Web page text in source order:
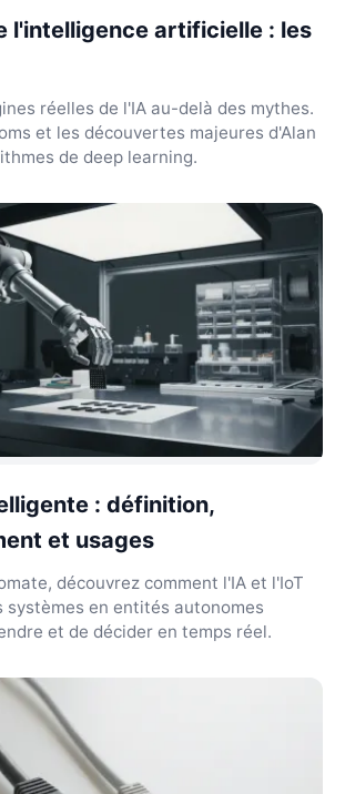
l'intelligence artificielle : les
réelles de l'IA au-delà des mythes.
et les découvertes majeures d'Alan
de deep learning.
: définition,
et usages
découvrez comment l'IA et l'IoT
en entités autonomes
et de décider en temps réel.